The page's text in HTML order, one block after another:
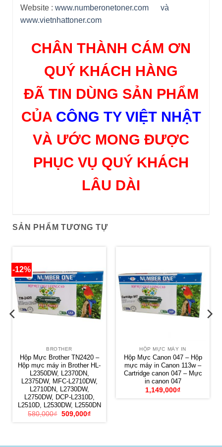
Website : www.numberonetoner.com và
www.vietnhattoner.com
CHÂN THÀNH CÁM ƠN
QUÝ KHÁCH HÀNG
ĐÃ TIN DÙNG SẢN PHẨM
CỦA CÔNG TY VIỆT NHẬT
VÀ ƯỚC MONG ĐƯỢC
PHỤC VỤ QUÝ KHÁCH
LÂU DÀI
SẢN PHẨM TƯƠNG TỰ
-12%
BROTHER
Hộp Mực Brother TN2420 –
Hộp mực máy in Brother HL-
L2350DW, L2370DN,
L2375DW, MFC-L2710DW,
L2710DN, L2730DW,
L2750DW, DCP-L2310D,
L2510D, L2530DW, L2550DN
580,000₫ Giá
509,000₫Giá
HỘP MỰC MÁY IN
Hộp Mực Canon 047 – Hộp
mực máy in Canon 113w –
Cartridge canon 047 – Mực
in canon 047
1,149,000₫